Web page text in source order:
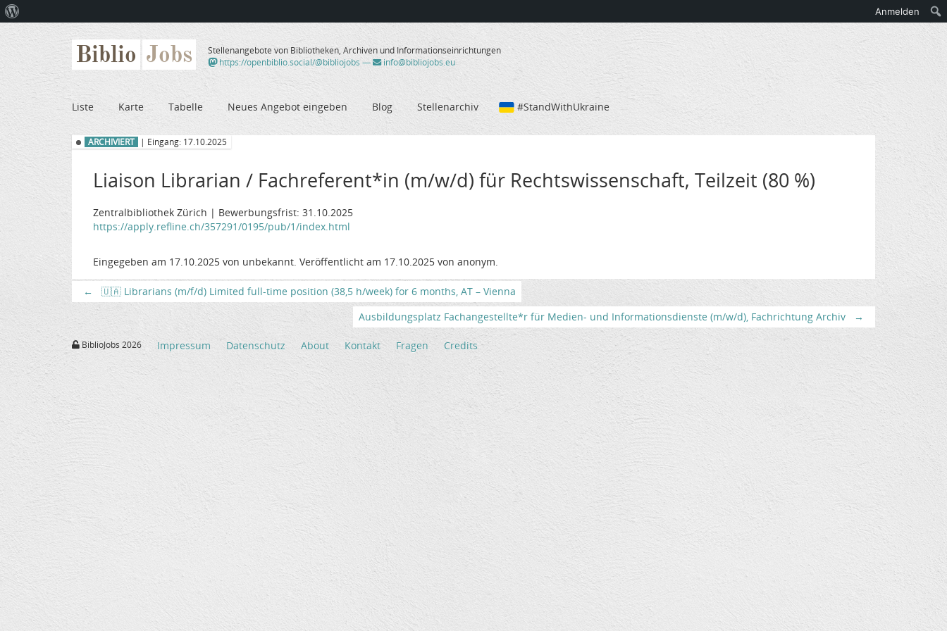
Biblio Jobs
Stellenangebote von Bibliotheken, Archiven und Informationseinrichtungen
https://openbiblio.social/@bibliojobs — info@bibliojobs.eu
Liste Karte Tabelle Neues Angebot eingeben Blog Stellenarchiv #StandWithUkraine
ARCHIVIERT | Eingang: 17.10.2025
Liaison Librarian / Fachreferent*in (m/w/d) für Rechtswissenschaft, Teilzeit (80 %)
Zentralbibliothek Zürich | Bewerbungsfrist: 31.10.2025
https://apply.refline.ch/357291/0195/pub/1/index.html
Eingegeben am 17.10.2025 von unbekannt. Veröffentlicht am 17.10.2025 von anonym.
←
🇺🇦 Librarians (m/f/d) Limited full-time position (38,5 h/week) for 6 months, AT – Vienna
Ausbildungsplatz Fachangestellte*r für Medien- und Informationsdienste (m/w/d), Fachrichtung Archiv
→
BiblioJobs 2026 Impressum Datenschutz About Kontakt Fragen Credits
WordPress
Anmelden